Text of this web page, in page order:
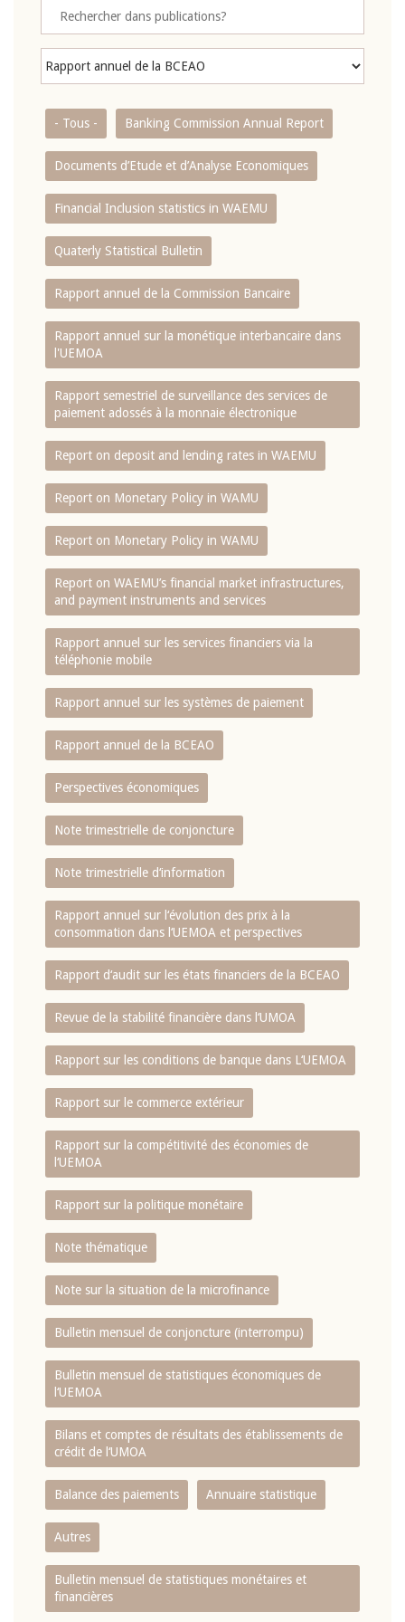
- Tous - Banking Commission Annual Report
Documents d’Etude et d’Analyse Economiques
Financial Inclusion statistics in WAEMU
Quaterly Statistical Bulletin
Rapport annuel de la Commission Bancaire
Rapport annuel sur la monétique interbancaire dans
l'UEMOA
Rapport semestriel de surveillance des services de
paiement adossés à la monnaie électronique
Report on deposit and lending rates in WAEMU
Report on Monetary Policy in WAMU
Report on Monetary Policy in WAMU
Report on WAEMU’s financial market infrastructures,
and payment instruments and services
Rapport annuel sur les services financiers via la
téléphonie mobile
Rapport annuel sur les systèmes de paiement
Rapport annuel de la BCEAO
Perspectives économiques
Note trimestrielle de conjoncture
Note trimestrielle d‘information
Rapport annuel sur l‘évolution des prix à la
consommation dans l‘UEMOA et perspectives
Rapport d‘audit sur les états financiers de la BCEAO
Revue de la stabilité financière dans l‘UMOA
Rapport sur les conditions de banque dans L‘UEMOA
Rapport sur le commerce extérieur
Rapport sur la compétitivité des économies de
l‘UEMOA
Rapport sur la politique monétaire
Note thématique
Note sur la situation de la microfinance
Bulletin mensuel de conjoncture (interrompu)
Bulletin mensuel de statistiques économiques de
l‘UEMOA
Bilans et comptes de résultats des établissements de
crédit de l‘UMOA
Balance des paiements Annuaire statistique
Autres
Bulletin mensuel de statistiques monétaires et
financières